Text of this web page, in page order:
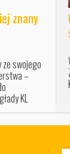
znany
ze swojego
–
KL